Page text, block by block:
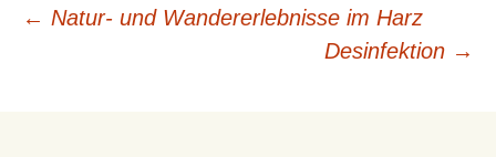
Beitrags-
← Natur- und Wandererlebnisse im Harz
Desinfektion →